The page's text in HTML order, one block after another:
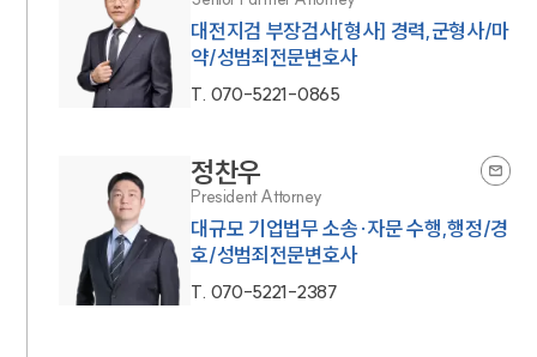
대전지검 부장검사[형사] 경력,군형사/마
약/성범죄전문변호사
T. 070-5221-0865
정찬우
President Attorney
대규모 기업법무 소송·자문 수행,행정/경
호/성범죄전문변호사
T. 070-5221-2387